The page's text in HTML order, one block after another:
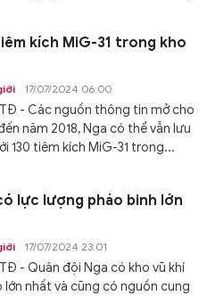
kích MiG-31 trong kho
17/07/2024 06:00
- Các nguồn thông tin mở cho
năm 2018, Nga có thể vẫn lưu
130 tiêm kích MiG-31 trong...
lực lượng pháo binh lớn
17/07/2024 23:01
- Quân đội Nga có kho vũ khí
lớn nhất và cũng có nguồn cung